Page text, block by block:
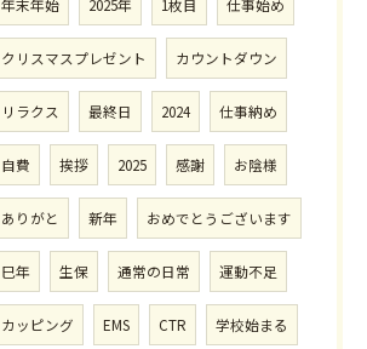
年末年始 2025年 1枚目 仕事始め
クリスマスプレゼント カウントダウン
リラクス 最終日 2024 仕事納め
自費 挨拶 2025 感謝 お陰様
ありがと 新年 おめでとうございます
巳年 生保 通常の日常 運動不足
カッピング EMS CTR 学校始まる